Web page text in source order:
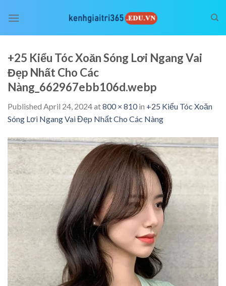
+25 Kiểu Tóc Xoăn Sóng Lơi Ngang Vai
Đẹp Nhất Cho Các
Nàng_662967ebb106d.webp
Published April 24, 2024at800 × 810in +25 Kiểu Tóc Xoăn
Sóng Lơi Ngang Vai Đẹp Nhất Cho Các Nàng